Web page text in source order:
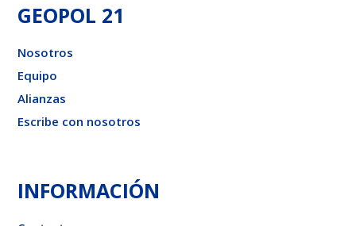
GEOPOL 21
Nosotros
Equipo
Alianzas
Escribe con nosotros
INFORMACIÓN